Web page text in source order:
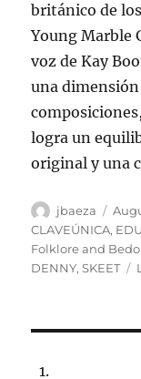
británico de
Young Marble
voz de Kay
una
logra un
original y una
Author
jbaeza
on
CLAVEÚNICA,
Folklore and
DENNY,SKEET